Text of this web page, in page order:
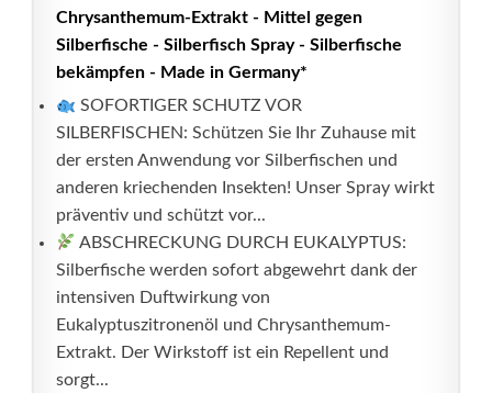
Chrysanthemum-Extrakt - Mittel gegen
Silberfische - Silberfisch Spray - Silberfische
bekämpfen - Made in Germany*
SOFORTIGER SCHUTZ VOR
SILBERFISCHEN: Schützen Sie Ihr Zuhause mit
der ersten Anwendung vor Silberfischen und
anderen kriechenden Insekten! Unser Spray wirkt
präventiv und schützt vor...
ABSCHRECKUNG DURCH EUKALYPTUS:
Silberfische werden sofort abgewehrt dank der
intensiven Duftwirkung von
Eukalyptuszitronenöl und Chrysanthemum-
Extrakt. Der Wirkstoff ist ein Repellent und
sorgt...